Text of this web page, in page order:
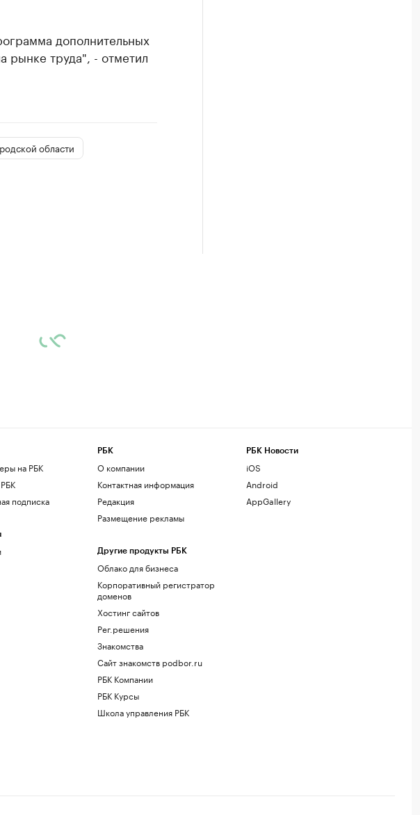
дополнительных
рынке труда", - отметил
области
на РБК
подписка
РБК
О компании
Контактная информация
Редакция
Размещение рекламы
Другие продукты РБК
Облако для бизнеса
Корпоративный регистратор
доменов
Хостинг сайтов
Рег.решения
Знакомства
Сайт знакомств podbor.ru
РБК Компании
РБК Курсы
Школа управления РБК
РБК Новости
iOS
Android
AppGallery